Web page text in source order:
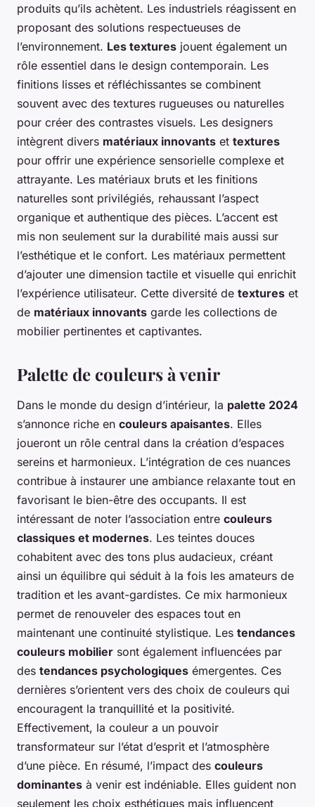
produits qu’ils achètent. Les industriels réagissent en
proposant des solutions respectueuses de
l’environnement. Les textures jouent également un
rôle essentiel dans le design contemporain. Les
finitions lisses et réfléchissantes se combinent
souvent avec des textures rugueuses ou naturelles
pour créer des contrastes visuels. Les designers
intègrent divers matériaux innovants et textures
pour offrir une expérience sensorielle complexe et
attrayante. Les matériaux bruts et les finitions
naturelles sont privilégiés, rehaussant l’aspect
organique et authentique des pièces. L’accent est
mis non seulement sur la durabilité mais aussi sur
l’esthétique et le confort. Les matériaux permettent
d’ajouter une dimension tactile et visuelle qui enrichit
l’expérience utilisateur. Cette diversité de textures et
de matériaux innovants garde les collections de
mobilier pertinentes et captivantes.
Palette de couleurs à venir
Dans le monde du design d’intérieur, la palette 2024
s’annonce riche en couleurs apaisantes. Elles
joueront un rôle central dans la création d’espaces
sereins et harmonieux. L’intégration de ces nuances
contribue à instaurer une ambiance relaxante tout en
favorisant le bien-être des occupants. Il est
intéressant de noter l’association entre couleurs
classiques et modernes. Les teintes douces
cohabitent avec des tons plus audacieux, créant
ainsi un équilibre qui séduit à la fois les amateurs de
tradition et les avant-gardistes. Ce mix harmonieux
permet de renouveler des espaces tout en
maintenant une continuité stylistique. Les tendances
couleurs mobilier sont également influencées par
des tendances psychologiques émergentes. Ces
dernières s’orientent vers des choix de couleurs qui
encouragent la tranquillité et la positivité.
Effectivement, la couleur a un pouvoir
transformateur sur l’état d’esprit et l’atmosphère
d’une pièce. En résumé, l’impact des couleurs
dominantes à venir est indéniable. Elles guident non
seulement les choix esthétiques mais influencent